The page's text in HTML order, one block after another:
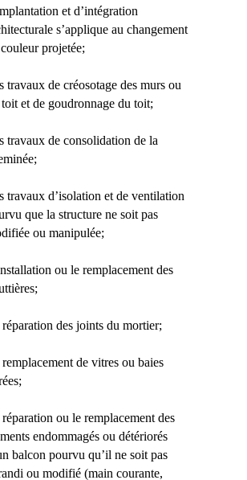
et d’intégration
s’applique au changement
projetée;
travaux de créosotage des murs ou
et de goudronnage du toit;
travaux de consolidation de la
travaux d’isolation et de ventilation
que la structure ne soit pas
ou manipulée;
ou le remplacement des
des joints du mortier;
de vitres ou baies
ou le remplacement des
endommagés ou détériorés
balcon pourvu qu’il ne soit pas
ou modifié (main courante,